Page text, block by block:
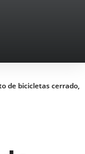
de bicicletas cerrado,